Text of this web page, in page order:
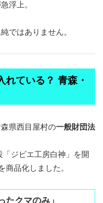
浮上。
ではありません。
れている？ 青森・
県西目屋村の一般財団法
ジビエ工房白神」を開
商品化しました。
クマのみ」